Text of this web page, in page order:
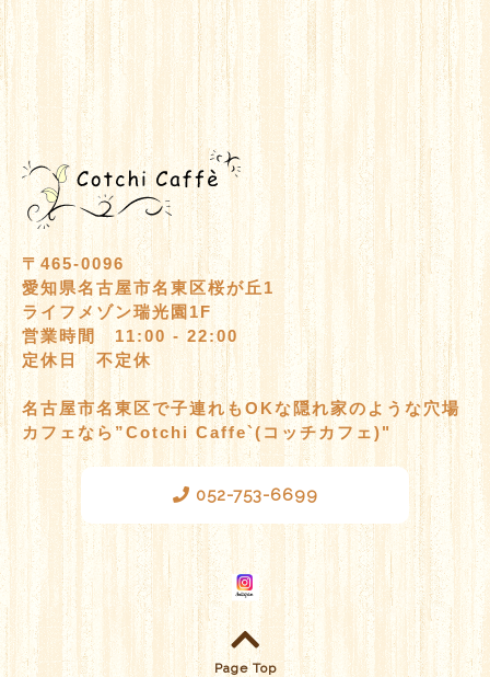
〒465-0096
愛知県名古屋市名東区桜が丘1
ライフメゾン瑞光園1F
営業時間 11:00 - 22:00
定休日 不定休
名古屋市名東区で子連れもOKな隠れ家のような穴場
カフェなら”Cotchi Caffe`(コッチカフェ)"
052-753-6699
Page Top